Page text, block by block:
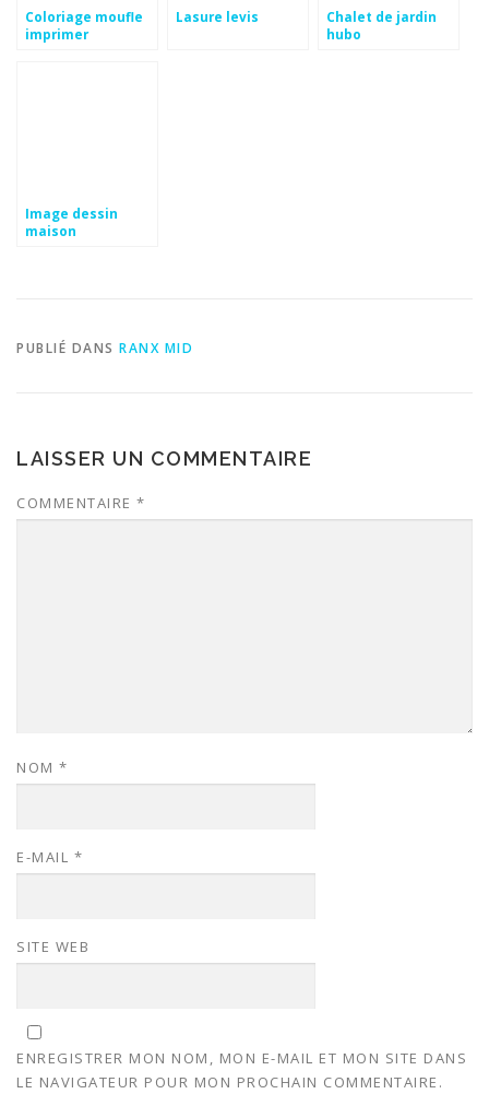
Coloriage moufle
imprimer
Lasure levis
Chalet de jardin
hubo
Image dessin
maison
PUBLIÉ DANS RANX MID
LAISSER UN COMMENTAIRE
COMMENTAIRE *
NOM *
E-MAIL *
SITE WEB
ENREGISTRER MON NOM, MON E-MAIL ET MON SITE DANS
LE NAVIGATEUR POUR MON PROCHAIN COMMENTAIRE.